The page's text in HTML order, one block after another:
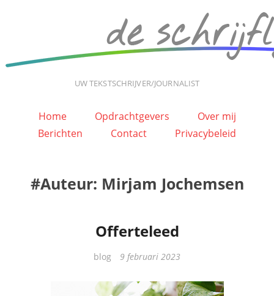
UW TEKSTSCHRIJVER/JOURNALIST
Home Opdrachtgevers
Over mij
Berichten
Contact Privacybeleid
Auteur: Mirjam Jochemsen
Offerteleed
Categorieën
blog 9 februari 2023